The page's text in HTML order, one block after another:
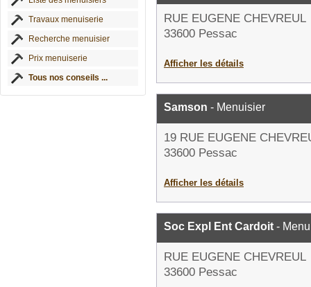
Travaux menuiserie
Recherche menuisier
Prix menuiserie
Tous nos conseils ...
RUE EUGENE CHEVREUL
33600 Pessac
Afficher les détails
Samson - Menuisier
19 RUE EUGENE
33600 Pessac
Afficher les détails
Soc Expl Ent Cardoit -
RUE EUGENE CHEVREUL
33600 Pessac